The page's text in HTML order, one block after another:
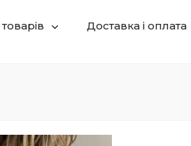
Доставка і оплата